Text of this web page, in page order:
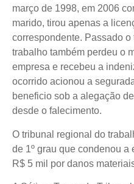
março de 1998, em 2006
marido, tirou apenas a
correspondente. Passado
trabalho também perdeu o
empresa e recebeu a
ocorrido acionou a
beneficio sob a alegação
desde o falecimento.
O tribunal regional do
de 1º grau que condenou
R$ 5 mil por danos